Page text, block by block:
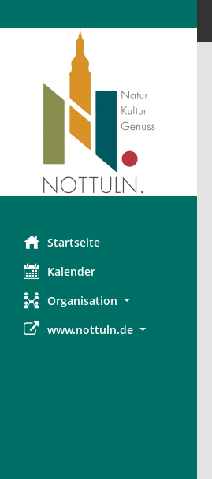
Startseite
Kalender
Organisation
www.nottuln.de